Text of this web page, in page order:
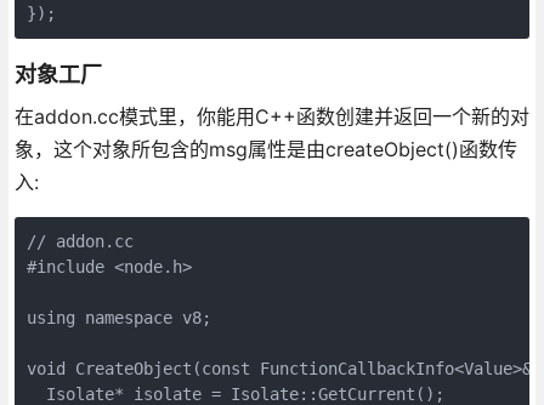
});
对象工厂
在addon.cc模式里，你能用C++函数创建并返回一个新的对
象，这个对象所包含的msg属性是由createObject()函数传
入:
// addon.cc
#include <node.h>
using namespace v8;
void CreateObject(const
  Isolate* isolate = Isolate::GetCurrent();